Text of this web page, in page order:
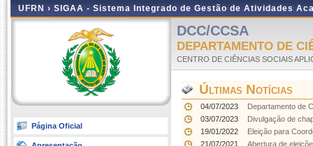
UFRN › SIGAA - Sistema Integrado de Gestão de Atividades
Página Oficial
DCC/CCSA
DEPARTAMENTO DE
CENTRO DE CIÊNCIAS SOCIAIS
Últimas Notícias
04/07/2023
Departamento de
03/07/2023
Divulgação de
19/01/2022
Eleição para
21/07/2021
Abertura de